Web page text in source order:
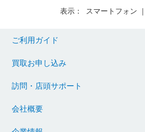
表示： スマートフォン ｜
ご利用ガイド
買取お申し込み
訪問・店頭サポート
会社概要